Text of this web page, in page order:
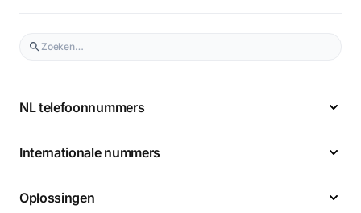
NL telefoonnummers
Internationale nummers
Oplossingen